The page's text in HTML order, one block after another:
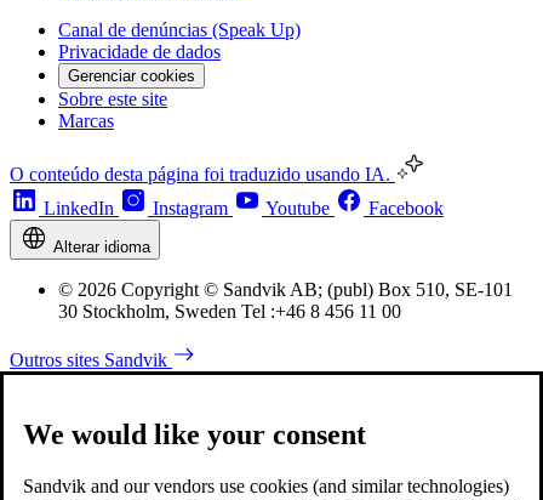
Canal de denúncias (Speak Up)
Privacidade de dados
Gerenciar cookies
Sobre este site
Marcas
O conteúdo desta página foi traduzido usando IA.
LinkedIn
Instagram Youtube Facebook
Alterar idioma
© 2026 Copyright © Sandvik AB; (publ) Box 510, SE-101
30 Stockholm, Sweden Tel :+46 8 456 11 00
Outros sites Sandvik
We would like your consent
Sandvik and our vendors use cookies (and similar technologies)